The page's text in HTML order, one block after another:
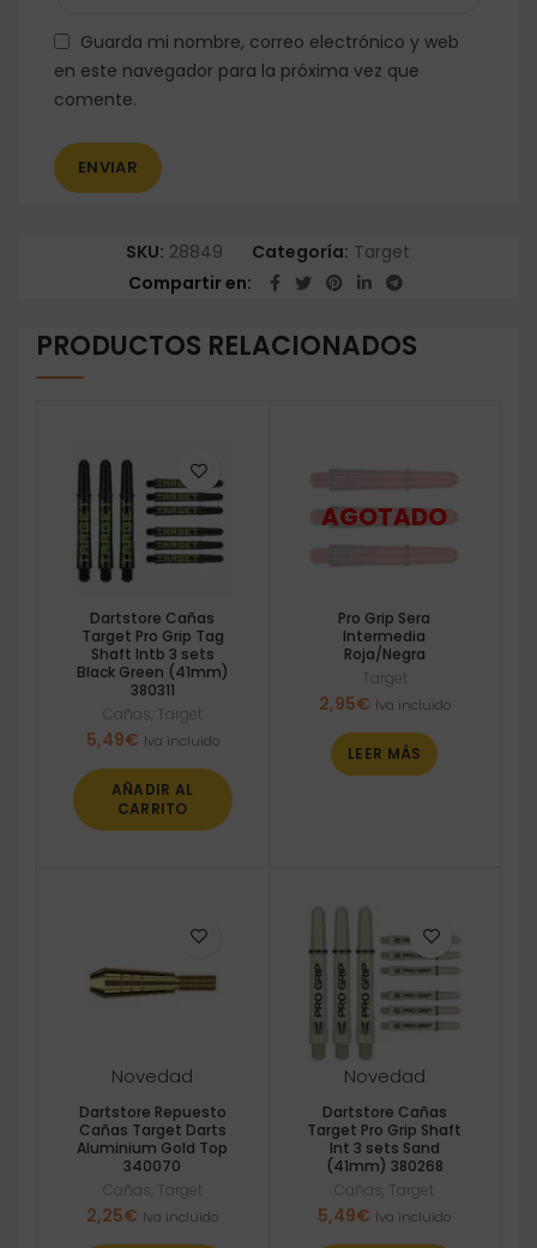
Guarda mi nombre, correo electrónico y web
en este navegador para la próxima vez que
comente.
SKU: 28849 Categoría: Target
Compartir en
PRODUCTOS RELACIONADOS
Dartstore Cañas
Target Pro Grip Tag
Shaft Intb 3 sets
Black Green (41mm)
380311
Cañas Target
5,49€ Iva incluido
AÑADIR AL
CARRITO
Pro Grip Sera
Intermedia
Roja/Negra
Target
2,95€ Iva incluido
LEER MÁS
Novedad
Dartstore Repuesto
Cañas Target Darts
Aluminium Gold Top
340070
Cañas Target
2,25€ Iva incluido
Novedad
Dartstore Cañas
Target Pro Grip Shaft
Int 3 sets Sand
(41mm) 380268
Cañas Target
5,49€ Iva incluido